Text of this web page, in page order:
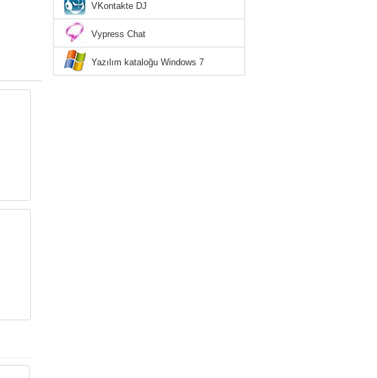
VKontakte DJ
Vypress Chat
Yazılım kataloğu Windows 7